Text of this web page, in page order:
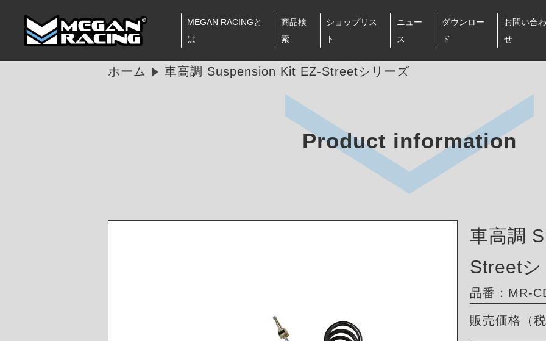
MEGAN RACINGと
は
商品検
索
ショップリス
ト
ニュー
ス
ダウンロー
ド
お問い合わ
せ
ホーム 車高調 Suspension Kit EZ-Streetシリーズ
Product information
車高調
Street
品番：MR-
販売価格（